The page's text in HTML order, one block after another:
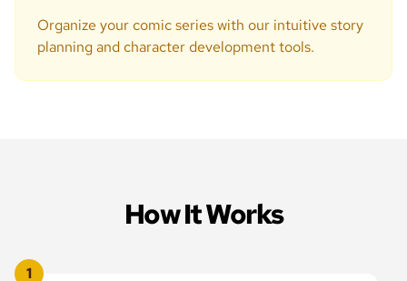
Organize your comic series with our intuitive story
planning and character development tools.
How It Works
1